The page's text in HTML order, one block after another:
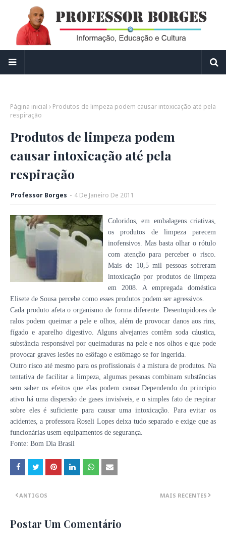
Página inicial
Produtos de limpeza podem causar intoxicação até pela
respiração
Produtos de limpeza podem
causar intoxicação até pela
respiração
Professor Borges - 4 De Janeiro De 2011
Coloridos, em embalagens criativas,
os produtos de limpeza parecem
inofensivos. Mas basta olhar o rótulo
com atenção para perceber o risco.
Mais de 10,5 mil pessoas sofreram
intoxicação por produtos de limpeza
em 2008. A empregada doméstica
Elisete de Sousa percebe como esses produtos podem ser agressivos.
Cada produto afeta o organismo de forma diferente. Desentupidores de
ralos podem queimar a pele e olhos, além de provocar danos aos rins,
fígado e aparelho digestivo. Alguns alvejantes contêm soda cáustica,
substância responsável por queimaduras na pele e nos olhos e que pode
provocar graves lesões no esôfago e estômago se for ingerida.
Outro risco até mesmo para os profissionais é a mistura de produtos. Na
tentativa de facilitar a limpeza, algumas pessoas combinam substâncias
sem saber os efeitos que elas podem causar.Dependendo do principio
ativo há uma dispersão de gases invisíveis, e o simples fato de respirar
sobre eles é suficiente para causar uma intoxicação. Para evitar os
acidentes, a professora Roseli Lopes deixa tudo separado e exige que as
funcionárias usem equipamentos de segurança.
Fonte: Bom Dia Brasil
MAIS RECENTES
ANTIGOS
Postar Um Comentário